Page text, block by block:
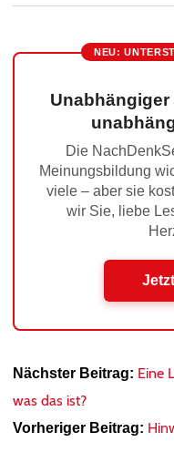
NEU:
Die
Meinungsbildung
viele – aber sie
wir Sie, liebe
Nächster Beitrag: Eine
was das ist?
Vorheriger Beitrag: